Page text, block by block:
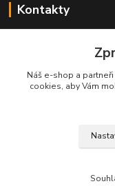
Kontakty
info@reefhome.cz
Náš e-shop a
cookies, aby Vám